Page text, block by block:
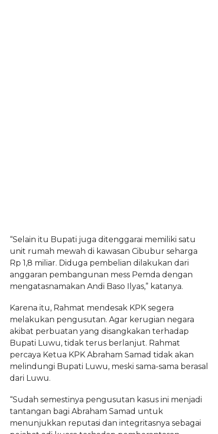
“Selain itu Bupati juga ditenggarai memiliki satu
unit rumah mewah di kawasan Cibubur seharga
Rp 1,8 miliar. Diduga pembelian dilakukan dari
anggaran pembangunan mess Pemda dengan
mengatasnamakan Andi Baso Ilyas,” katanya.
Karena itu, Rahmat mendesak KPK segera
melakukan pengusutan. Agar kerugian negara
akibat perbuatan yang disangkakan terhadap
Bupati Luwu, tidak terus berlanjut. Rahmat
percaya Ketua KPK Abraham Samad tidak akan
melindungi Bupati Luwu, meski sama-sama berasal
dari Luwu.
“Sudah semestinya pengusutan kasus ini menjadi
tantangan bagi Abraham Samad untuk
menunjukkan reputasi dan integritasnya sebagai